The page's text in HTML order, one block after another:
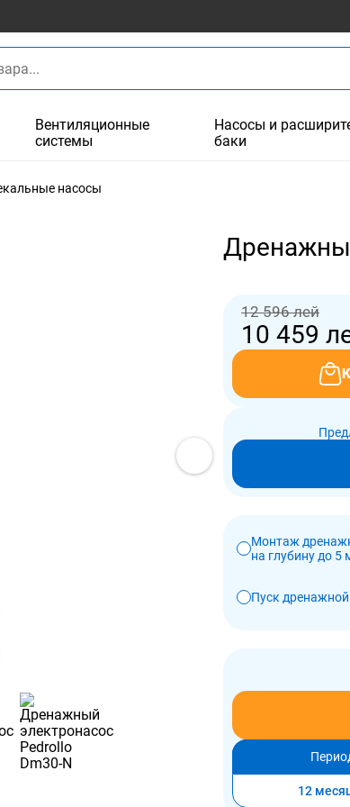
Вентиляционные
системы
Насосы и
баки
насосы
12 596 лей
10 459
Монтаж
на глубину до 5
Пуск
12